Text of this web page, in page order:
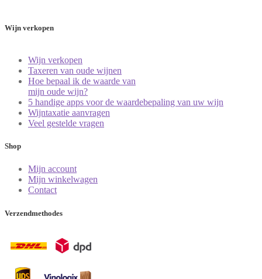
Wijn verkopen
Wijn verkopen
Taxeren van oude wijnen
Hoe bepaal ik de waarde van
mijn oude wijn?
5 handige apps voor de waardebepaling van uw wijn
Wijntaxatie aanvragen
Veel gestelde vragen
Shop
Mijn account
Mijn winkelwagen
Contact
Verzendmethodes